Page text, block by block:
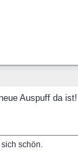
Auspuff da
schön.